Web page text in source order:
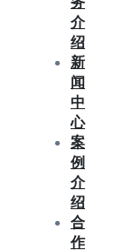
介
绍
新
闻
中
心
案
例
介
绍
合
作